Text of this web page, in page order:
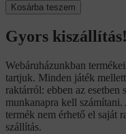
Kosárba teszem
Gyors kiszállítás!
Webáruházunkban
tartjuk. Minden játék
raktárról: ebben az
munkanapra kell
termék nem érhető el saját
szállítás.